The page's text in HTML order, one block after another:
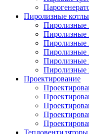
Пиролизные котлы
Пиролизные
Пиролизные
Пиролизные
Пиролизные
Пиролизные
Пиролизные
Проектирование
Тепловентиляторы